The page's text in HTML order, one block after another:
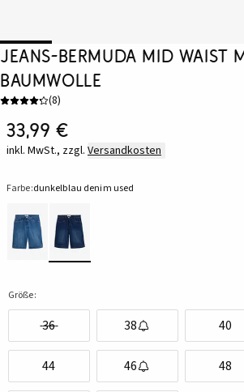
Jeans-Bermuda Mid Waist
Baumwolle
(8)
33,99 €
inkl. MwSt., zzgl. Versandkosten
Farbe:dunkelblau denim used
Größe:
36 38 40
44 46 48